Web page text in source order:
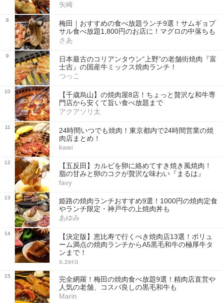
矢崎
8
梅田｜おすすめの食べ放題ランチ9選！サムギョプ
サル食べ放題1,800円のお店に！マグロの中落ちも
さあ
9
日本最古のコリアンタウン“上野”の老舗街焼肉『富
士吉』の国産牛ミックス焼肉ランチ！
つっこ
10
【千歳烏山】の焼肉屋8店！ちょっと贅沢な和牛専
門店から安くて旨い食べ放題まで
アクアソリ太
11
24時間いつでも焼肉！東京都内で24時間営業の焼
肉店まとめ！
kwei
12
【五反田】カルビを卵に絡めてすき焼き風焼肉！
脂の甘みと卵のコクが贅沢な味わい『まるは』
favy
13
姫路の焼肉ランチおすすめ9選！1000円の焼肉定食
やランチ限定・神戸牛の上焼肉丼も
あゆみ
14
【決定版】恵比寿で行くべき焼肉店13選！ボリュ
ーム満点の焼肉ランチからA5黒毛和牛の極厚牛タ
ンまで！
s.zero
15
完全網羅！梅田の焼肉食べ放題9選！精肉店直営や
人気の老舗、コスパ良しの黒毛和牛も
Marin